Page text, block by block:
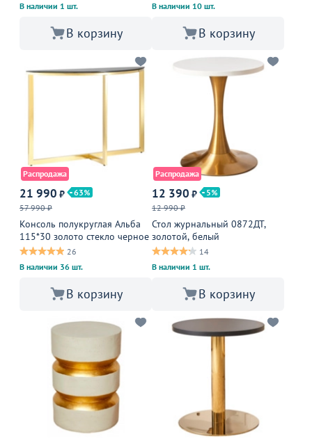
В наличии 1 шт.
В корзину
В наличии 10 шт.
В корзину
Распродажа
21 990 ₽
63
57 990 ₽
Консоль полукруглая Альба
115*30 золото стекло черное
26
В наличии 36 шт.
В корзину
Распродажа
12 390 ₽
5
12 990 ₽
Стол журнальный 0872ДТ,
золотой, белый
14
В наличии 1 шт.
В корзину